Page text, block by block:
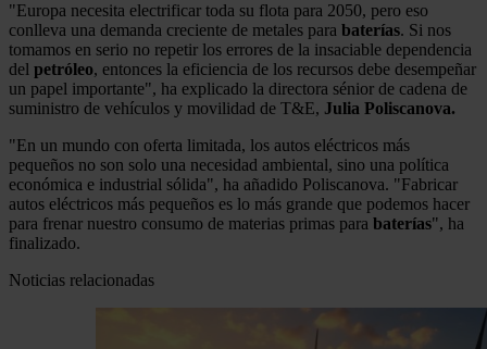
"Europa necesita electrificar toda su flota para 2050, pero eso
conlleva una demanda creciente de metales para baterías. Si nos
tomamos en serio no repetir los errores de la insaciable dependencia
del petróleo, entonces la eficiencia de los recursos debe desempeñar
un papel importante", ha explicado la directora sénior de cadena de
suministro de vehículos y movilidad de T&E, Julia Poliscanova.
"En un mundo con oferta limitada, los autos eléctricos más
pequeños no son solo una necesidad ambiental, sino una política
económica e industrial sólida", ha añadido Poliscanova. "Fabricar
autos eléctricos más pequeños es lo más grande que podemos hacer
para frenar nuestro consumo de materias primas para baterías", ha
finalizado.
Noticias relacionadas